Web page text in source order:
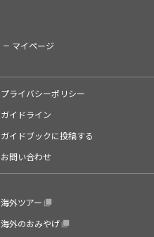
マイページ
プライバシーポリシー
ガイドライン
ガイドブックに投稿する
お問い合わせ
海外ツアー
海外のおみやげ